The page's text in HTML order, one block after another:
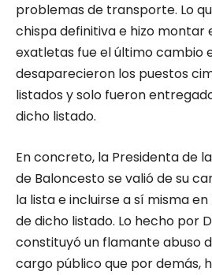
problemas de transporte. Lo
chispa definitiva e hizo montar
exatletas fue el último cambio
desaparecieron los puestos
listados y solo fueron
dicho listado.
En concreto, la Presidenta de
de Baloncesto se valió de su
la lista e incluirse a sí misma
de dicho listado. Lo hecho por
constituyó un flamante abuso
cargo público que por demás,